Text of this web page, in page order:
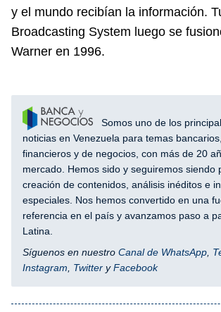
y el mundo recibían la información.
Broadcasting System luego se
Warner en 1996.
Somos uno de los
noticias en Venezuela para temas
financieros y de negocios, con más de 20
mercado. Hemos sido y seguiremos siendo
creación de contenidos, análisis inéditos e
especiales. Nos hemos convertido en una
referencia en el país y avanzamos paso a
Latina.
Síguenos en nuestro Canal de WhatsApp
Instagram
Twitter yFacebook